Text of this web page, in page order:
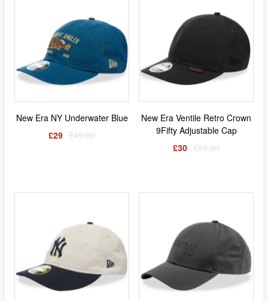
New Era NY Underwater Blue
£29 £49.00
New Era Ventile Retro Crown
9Fifty Adjustable Cap
£30 £59.00